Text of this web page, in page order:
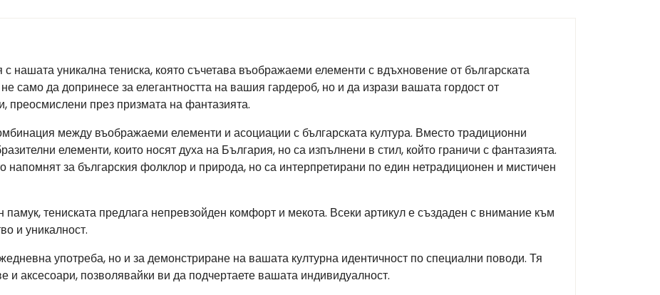
нашата уникална тениска, която съчетава въображаеми елементи с вдъхновение от българската
само да допринесе за елегантността на вашия гардероб, но и да изрази вашата гордост от
преосмислени през призмата на фантазията.
между въображаеми елементи и асоциации с българската култура. Вместо традиционни
елементи, които носят духа на България, но са изпълнени в стил, който граничи с фантазията.
напомнят за българския фолклор и природа, но са интерпретирани по един нетрадиционен и мистичен
памук, тениската предлага непревзойден комфорт и мекота. Всеки артикул е създаден с внимание към
и уникалност.
употреба, но и за демонстриране на вашата културна идентичност по специални поводи. Тя
и аксесоари, позволявайки ви да подчертаете вашата индивидуалност.